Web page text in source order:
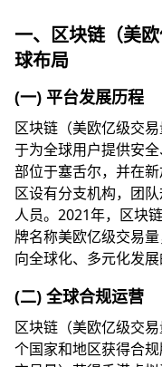
一、区块链（美
球布局
(一) 平台发展历程
区块链（美欧亿级交
于为全球用户提供安
部位于塞舌尔，并在
区设有分支机构，团
人员。2021年，区块
牌名称美欧亿级交易
向全球化、多元化发展
(二) 全球合规运营
区块链（美欧亿级交
个国家和地区获得合